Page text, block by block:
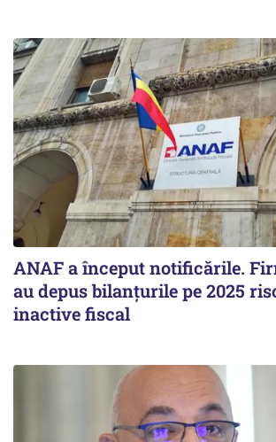
ANAF a început notificările.
au depus bilanțurile pe 2025
inactive fiscal